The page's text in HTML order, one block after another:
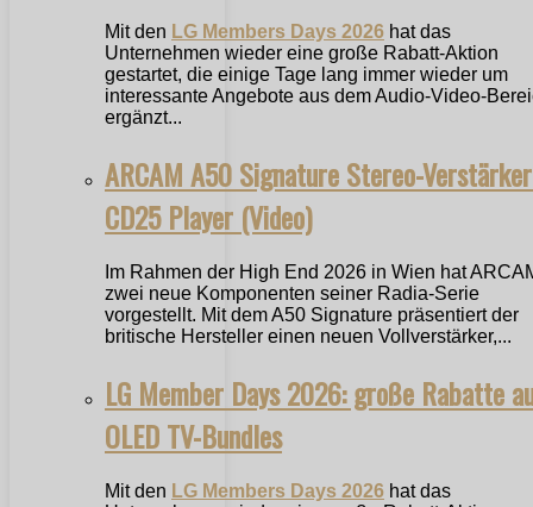
Mit den LG Members Days 2026 hat das
Unternehmen wieder eine große Rabatt-Aktion
gestartet, die einige Tage lang immer wieder um
interessante Angebote aus dem Audio-Video-
ergänzt...
ARCAM A50 Signature Stereo-
CD25 Player (Video)
Im Rahmen der High End 2026 in Wien hat
zwei neue Komponenten seiner Radia-Serie
vorgestellt. Mit dem A50 Signature präsentiert der
britische Hersteller einen neuen Vollverstärker,...
LG Member Days 2026: große Rabatte
OLED TV-Bundles
Mit den LG Members Days 2026 hat das